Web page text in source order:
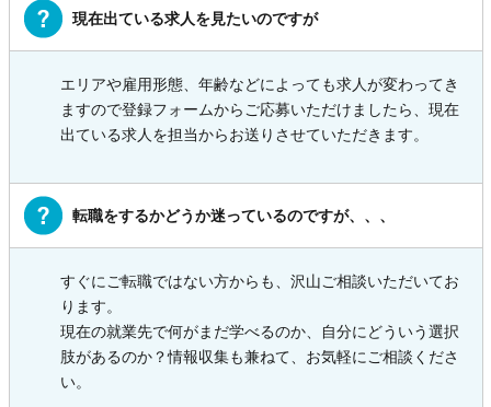
現在出ている求人を見たいのですが
エリアや雇用形態、年齢などによっても求人が変わってき
ますので登録フォームからご応募いただけましたら、現在
出ている求人を担当からお送りさせていただきます。
転職をするかどうか迷っているのですが、、、
すぐにご転職ではない方からも、沢山ご相談いただいてお
ります。
現在の就業先で何がまだ学べるのか、自分にどういう選択
肢があるのか？情報収集も兼ねて、お気軽にご相談くださ
い。